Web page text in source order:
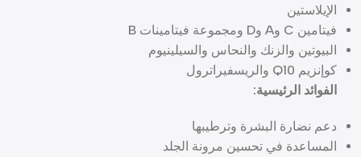
الإيلاستين
فيتامين C وA وD ومجموعة فيتامينات B
البيوتين والزنك والنحاس والسيلينيوم
كوإنزيم Q10 والريسفيراترول
الفوائد الرئيسية:
دعم نضارة البشرة وترطيبها
المساعدة في تحسين مرونة الجلد